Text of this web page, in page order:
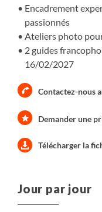
L’Antarctique n’est
elle vous attend.
Encadrement
passionnés
Ateliers photo
2 guides
16/02/2027
Contactez-nous
Demander une
Télécharger la
Jour par jour